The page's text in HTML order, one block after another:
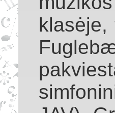
klasėje,